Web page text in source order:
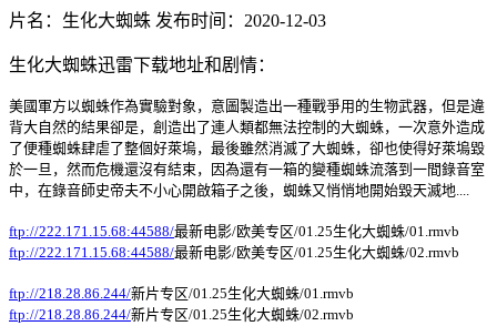
片名：生化大蜘蛛 发布时间：2020-12-03
生化大蜘蛛迅雷下载地址和剧情：
美國軍方以蜘蛛作為實驗對象，意圖製造出一種戰爭用的生物武器，但是違
背大自然的結果卻是，創造出了連人類都無法控制的大蜘蛛，一次意外造成
了便種蜘蛛肆虐了整個好萊塢，最後雖然消滅了大蜘蛛，卻也使得好萊塢毀
於一旦，然而危機還沒有結束，因為還有一箱的變種蜘蛛流落到一間錄音室
中，在錄音師史帝夫不小心開啟箱子之後，蜘蛛又悄悄地開始毀天滅地....
ftp://222.171.15.68:44588/最新电影/欧美专区/01.25生化大蜘蛛/01.rmvb
ftp://222.171.15.68:44588/最新电影/欧美专区/01.25生化大蜘蛛/02.rmvb
ftp://218.28.86.244/新片专区/01.25生化大蜘蛛/01.rmvb
ftp://218.28.86.244/新片专区/01.25生化大蜘蛛/02.rmvb